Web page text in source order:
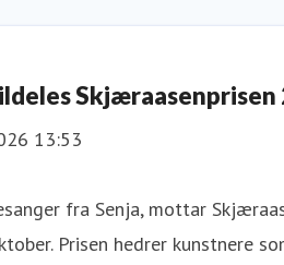
Skjæraasenprisen
13:53
fra Senja, mottar
Prisen hedrer kunstnere